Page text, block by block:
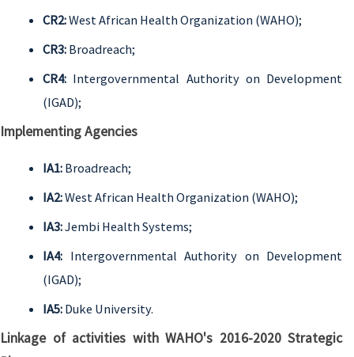
CR2:West African Health Organization (WAHO);
CR3: Broadreach;
CR4: Intergovernmental Authority on Development
(IGAD);
Implementing Agencies
IA1: Broadreach;
IA2:West African Health Organization (WAHO);
IA3:Jembi Health Systems;
IA4: Intergovernmental Authority on Development
(IGAD);
IA5: Duke University.
Linkage of activities with WAHO's 2016-2020 Strategic